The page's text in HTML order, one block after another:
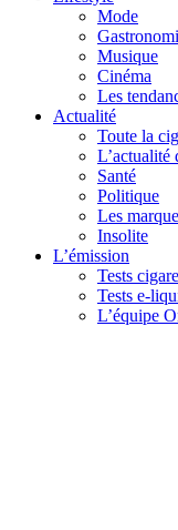
Mode
Musique
Cinéma
Les
Actualité
Toute la
L’actualité
Santé
Politique
Les
Insolite
L’émission
Tests
Tests e-
L’équipe